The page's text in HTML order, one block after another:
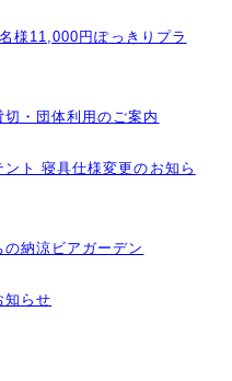
様11,000円ぽっきりプラ
・団体利用のご案内
ント 寝具仕様変更のお知ら
納涼ビアガーデン
知らせ